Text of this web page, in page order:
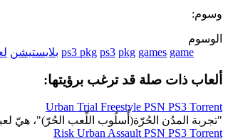
وسوم:
الوسوم
game
games
pkg
ps3
ps3 pkg بلايستيشن
ألعاب ذات صلة قد ترغب برؤيتها:
Urban Trial Freestyle PSN PS3 Torrent
"تجربة المدُن الحُرّة(أُسلُوب اللِّعب الحُرّ)"، هيّ
Risk Urban Assault PSN PS3 Torrent